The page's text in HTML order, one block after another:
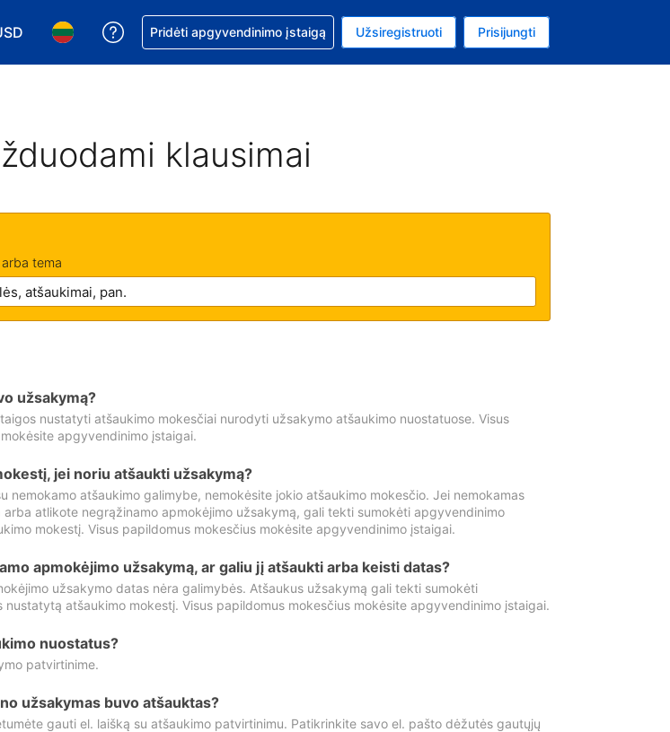
Pasirinkite valiutą. Jūsų pasirinkta valiuta: Jungtinių Valstijų doleris
Pasirinkite kalbą. Jūsų pasirinkta kalba: Lietuvių
Pagalba dėl užsakymo
Pridėti apgyvendinimo įstaigą Užsiregistruoti Prisijungti
klausimai
tema
užsakymą?
nustatyti atšaukimo mokesčiai nurodyti užsakymo atšaukimo nuostatuose. Visus
apgyvendinimo įstaigai.
jei noriu atšaukti užsakymą?
nemokamo atšaukimo galimybe, nemokėsite jokio atšaukimo mokesčio. Jei nemokamas
arba atlikote negrąžinamo apmokėjimo užsakymą, gali tekti sumokėti apgyvendinimo
mokestį. Visus papildomus mokesčius mokėsite apgyvendinimo įstaigai.
apmokėjimo užsakymą, ar galiu jį atšaukti arba keisti datas?
užsakymo datas nėra galimybės. Atšaukus užsakymą gali tekti sumokėti
atšaukimo mokestį. Visus papildomus mokesčius mokėsite apgyvendinimo įstaigai.
nuostatus?
patvirtinime.
užsakymas buvo atšauktas?
gauti el. laišką su atšaukimo patvirtinimu. Patikrinkite savo el. pašto dėžutės gautųjų